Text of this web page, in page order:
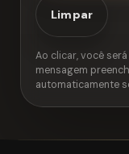
Limpar
Ao clicar, você
mensagem
automaticamente